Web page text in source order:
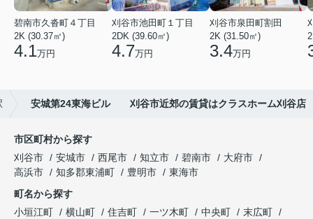
碧南市久沓町４丁目
2K (30.37㎡)
4.1万円
刈谷市池田町１丁目
2DK (39.60㎡)
4.7万円
刈谷市泉田町割田
2K (31.50㎡)
3.4万円
安城第24東海ビル 刈谷市近郊の賃貸はクラスホーム刈谷店
市区町村から探す
刈谷市
安城市 西尾市 知立市 碧南市
大府市
高浜市
知多郡東浦町 豊明市
東海市
町名から探す
小垣江町
横山町 住吉町 一ツ木町 中央町
末広町